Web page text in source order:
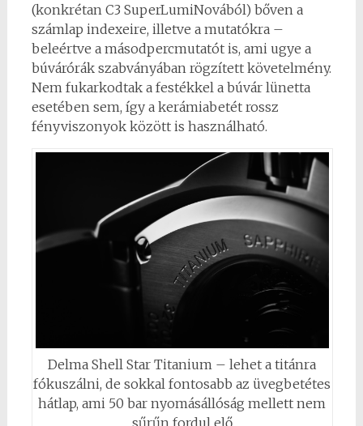
(konkrétan C3 SuperLumiNovából) bőven a
számlap indexeire, illetve a mutatókra –
beleértve a másodpercmutatót is, ami ugye a
búvárórák szabványában rögzített követelmény.
Nem fukarkodtak a festékkel a búvár lünetta
esetében sem, így a kerámiabetét rossz
fényviszonyok között is használható.
Delma Shell Star Titanium – lehet a titánra
fókuszálni, de sokkal fontosabb az üvegbetétes
hátlap, ami 50 bar nyomásállóság mellett nem
sűrűn fordul elő